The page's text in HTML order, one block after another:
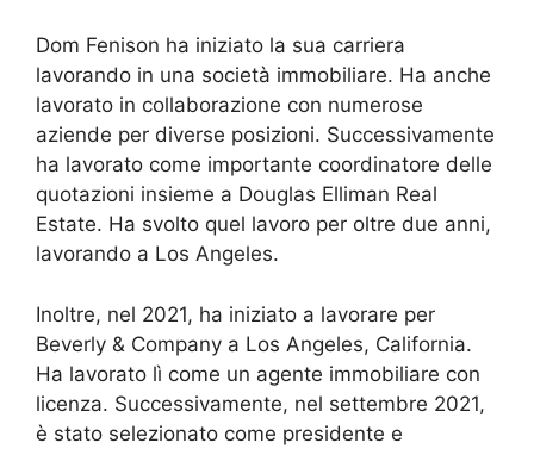
Dom Fenison ha iniziato la sua carriera
lavorando in una società immobiliare. Ha anche
lavorato in collaborazione con numerose
aziende per diverse posizioni. Successivamente
ha lavorato come importante coordinatore delle
quotazioni insieme a Douglas Elliman Real
Estate. Ha svolto quel lavoro per oltre due anni,
lavorando a Los Angeles.
Inoltre, nel 2021, ha iniziato a lavorare per
Beverly & Company a Los Angeles, California.
Ha lavorato lì come un agente immobiliare con
licenza. Successivamente, nel settembre 2021,
è stato selezionato come presidente e